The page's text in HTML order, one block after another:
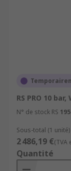
RS PRO 10
N° de stock RS
Sous-total (1 unité)
2 486,19 €(TVA
Quantité